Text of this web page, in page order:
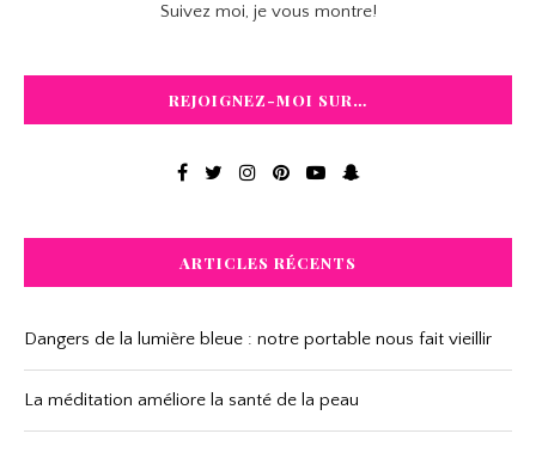
Suivez moi, je vous montre!
REJOIGNEZ-MOI SUR…
ARTICLES RÉCENTS
Dangers de la lumière bleue : notre portable nous fait vieillir
La méditation améliore la santé de la peau